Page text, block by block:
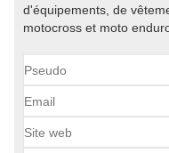
d'équipements, de
motocross et moto